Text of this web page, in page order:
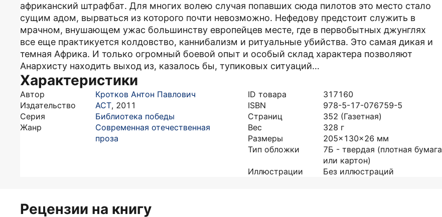
африканский штрафбат. Для многих волею случая попавших сюда пилотов это место стало
сущим адом, вырваться из которого почти невозможно. Нефедову предстоит служить в
мрачном, внушающем ужас большинству европейцев месте, где в первобытных джунглях
все еще практикуется колдовство, каннибализм и ритуальные убийства. Это самая дикая и
темная Африка. И только огромный боевой опыт и особый склад характера позволяют
Анархисту находить выход из, казалось бы, тупиковых ситуаций…
Характеристики
Автор
Кротков Антон Павлович
Издательство
АСТ, 2011
Серия
Библиотека победы
Жанр
Современная отечественная
проза
ID товара
317160
ISBN
978-5-17-076759-5
Страниц
352 (Газетная)
Вес
328 г
Размеры
205x130x26 мм
Тип обложки
7Б - твердая (плотная бумага
или картон)
Иллюстрации
Без иллюстраций
Рецензии на книгу